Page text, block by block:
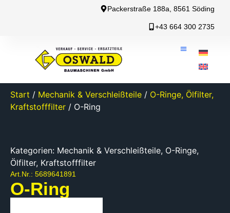
+43 664 300 2735
Packerstraße 188a, 8561 Söding
Start / Mechanik & Verschleißteile / O-Ringe, Ölfilter,
Kraftstofffilter / O-Ring
Kategorien: Mechanik & Verschleißteile, O-Ringe,
Ölfilter, Kraftstofffilter
Art.Nr.: 5689641891
O-Ring